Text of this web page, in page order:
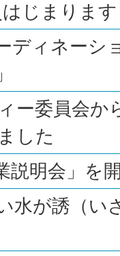
じまりま
ディネーシ
ー委員会か
した
説明会」を
水が誘（